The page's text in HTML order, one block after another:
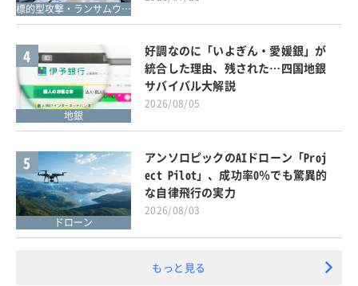
標的型攻撃・ランサムウェア対策
4
地銀
好調なのに「いよぎん・愛媛銀」が
統合した理由、残された…四国地銀
サバイバル大解説
2026/08/05
5
ドローン
アンソロピックのAIドローン「Proj
ect Pilot」、成功率0％でも驚異的
な自律飛行の実力
2026/08/03
もっと見る